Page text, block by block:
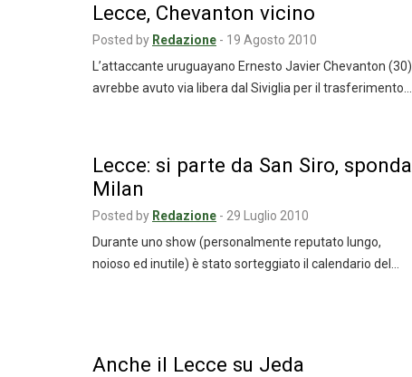
Lecce, Chevanton vicino
Posted by Redazione - 19 Agosto 2010
L’attaccante uruguayano Ernesto Javier Chevanton (30)
avrebbe avuto via libera dal Siviglia per il trasferimento…
Lecce: si parte da San Siro, sponda
Milan
Posted by Redazione - 29 Luglio 2010
Durante uno show (personalmente reputato lungo,
noioso ed inutile) è stato sorteggiato il calendario del…
Anche il Lecce su Jeda